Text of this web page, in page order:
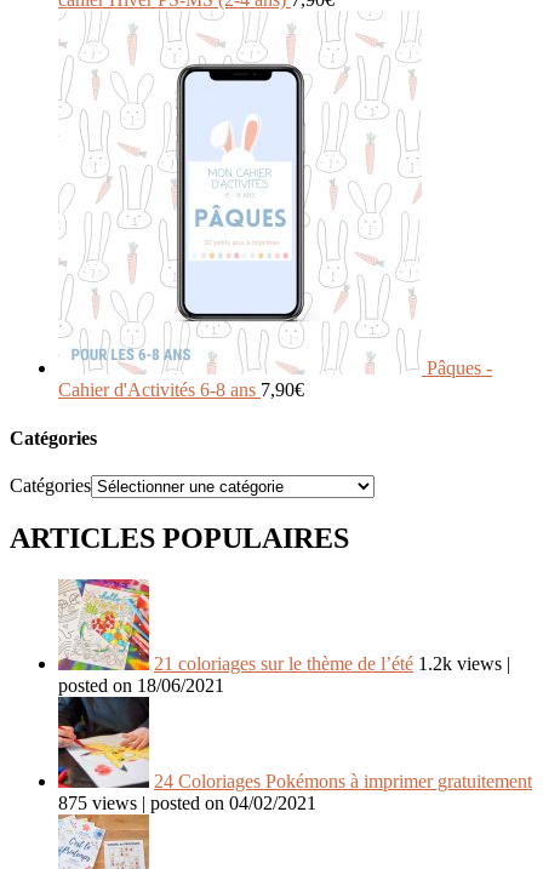
Pâques -
Cahier d'Activités 6-8 ans 7,90€
Catégories
Catégories
ARTICLES POPULAIRES
21 coloriages sur le thème de l’été 1.2k views |
posted on 18/06/2021
24 Coloriages Pokémons à imprimer gratuitement
875 views | posted on 04/02/2021